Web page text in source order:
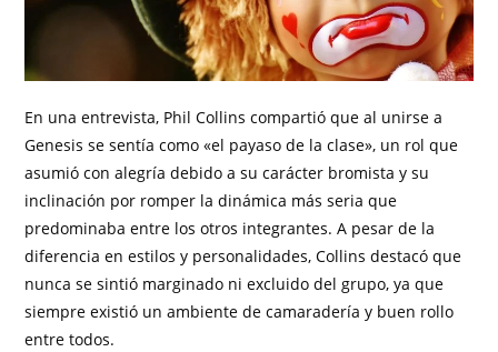
En una entrevista, Phil Collins compartió que al unirse a
Genesis se sentía como «el payaso de la clase», un rol que
asumió con alegría debido a su carácter bromista y su
inclinación por romper la dinámica más seria que
predominaba entre los otros integrantes. A pesar de la
diferencia en estilos y personalidades, Collins destacó que
nunca se sintió marginado ni excluido del grupo, ya que
siempre existió un ambiente de camaradería y buen rollo
entre todos.